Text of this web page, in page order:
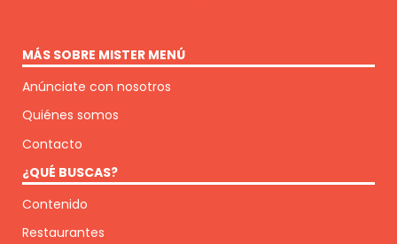
MÁS SOBRE MISTER MENÚ
Anúnciate con nosotros
Quiénes somos
Contacto
¿QUÉ BUSCAS?
Contenido
Restaurantes